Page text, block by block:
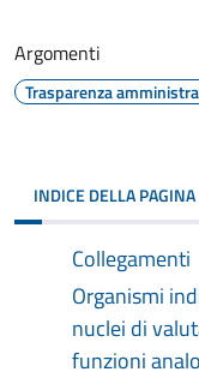
Argomenti
Trasparenza
INDICE DELLA PAGINA
Collegamenti
Organismi
nuclei di
funzioni